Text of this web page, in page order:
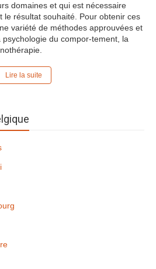
domaines et qui est nécessaire
le résultat souhaité. Pour obtenir ces
variété de méthodes approuvées et
du compor-tement, la
Lire la suite